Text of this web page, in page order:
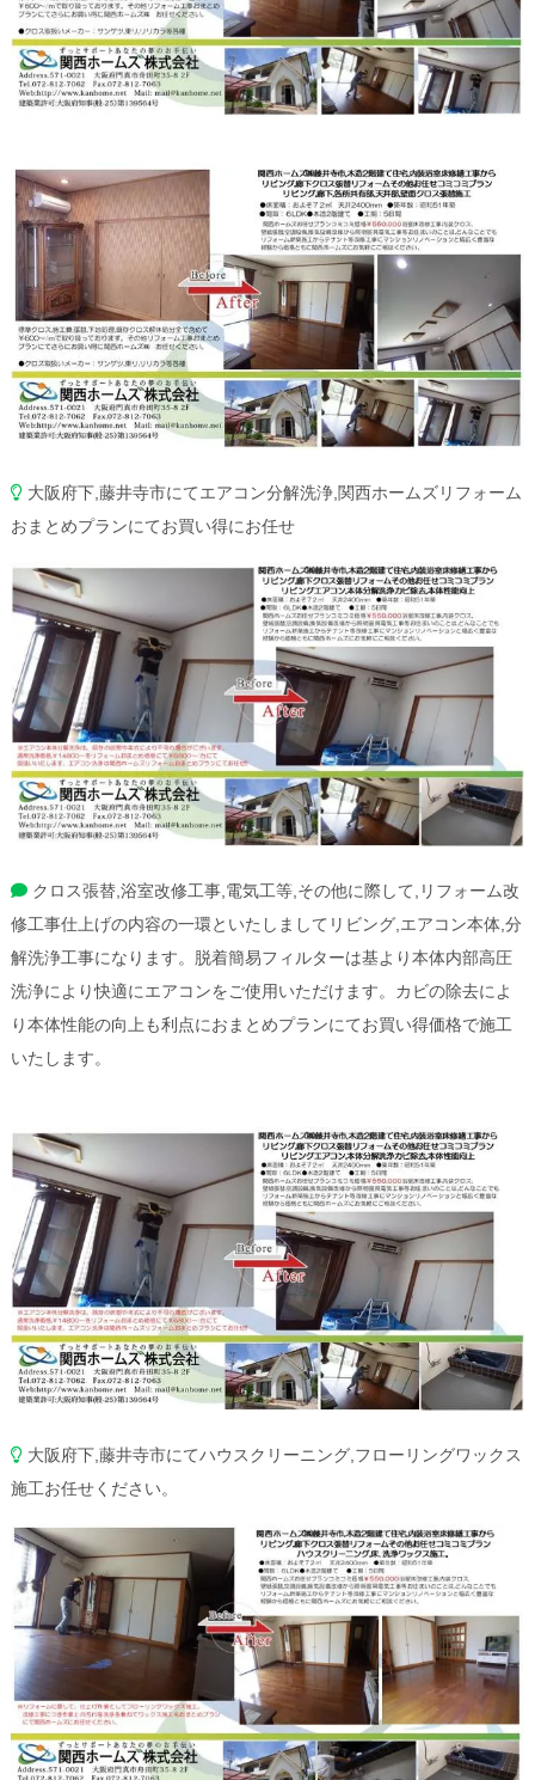
大阪府下,藤井寺市にてエアコン分解洗浄,関西ホームズリフォーム
おまとめプランにてお買い得にお任せ
クロス張替,浴室改修工事,電気工等,その他に際して,リフォーム改
修工事仕上げの内容の一環といたしましてリビング,エアコン本体,分
解洗浄工事になります。脱着簡易フィルターは基より本体内部高圧
洗浄により快適にエアコンをご使用いただけます。カビの除去によ
り本体性能の向上も利点におまとめプランにてお買い得価格で施工
いたします。
大阪府下,藤井寺市にてハウスクリーニング,フローリングワックス
施工お任せください。